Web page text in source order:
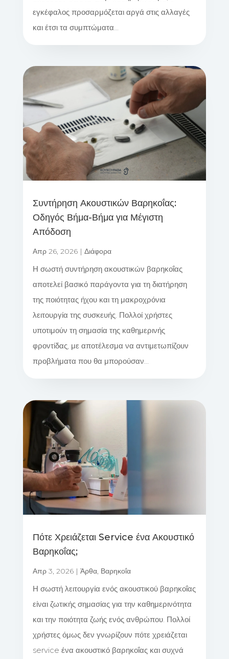
εγκέφαλος προσαρμόζεται αργά στις αλλαγές
και έτσι τα συμπτώματα...
Συντήρηση Ακουστικών Βαρηκοΐας:
Οδηγός Βήμα-Βήμα για Μέγιστη
Απόδοση
Απρ 26, 2026| Διάφορα
Η σωστή συντήρηση ακουστικών βαρηκοΐας
αποτελεί βασικό παράγοντα για τη διατήρηση
της ποιότητας ήχου και τη μακροχρόνια
λειτουργία της συσκευής. Πολλοί χρήστες
υποτιμούν τη σημασία της καθημερινής
φροντίδας, με αποτέλεσμα να αντιμετωπίζουν
προβλήματα που θα μπορούσαν...
Πότε Χρειάζεται Service ένα Ακουστικό
Βαρηκοΐας;
Απρ 3, 2026| Άρθα, Βαρηκοΐα
Η σωστή λειτουργία ενός ακουστικού βαρηκοΐας
είναι ζωτικής σημασίας για την καθημερινότητα
και την ποιότητα ζωής ενός ανθρώπου. Πολλοί
χρήστες όμως δεν γνωρίζουν πότε χρειάζεται
service ένα ακουστικό βαρηκοΐας και συχνά